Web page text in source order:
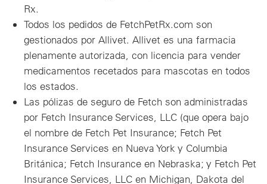
Rx.
Todos los pedidos de FetchPetRx.com son
gestionados por Allivet. Allivet es una farmacia
plenamente autorizada, con licencia para vender
medicamentos recetados para mascotas en todos
los estados.
Las pólizas de seguro de Fetch son administradas
por Fetch Insurance Services, LLC (que opera bajo
el nombre de Fetch Pet Insurance; Fetch Pet
Insurance Services en Nueva York y Columbia
Británica; Fetch Insurance en Nebraska; y Fetch Pet
Insurance Services, LLC en Michigan, Dakota del